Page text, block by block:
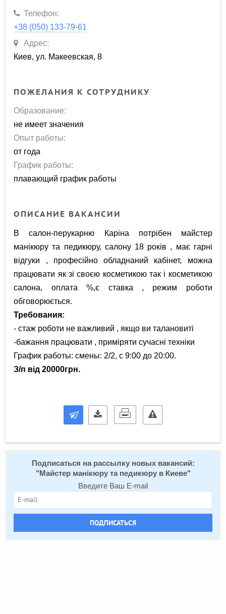
Телефон:
+38 (050) 133-79-61
Адрес:
Киев, ул. Макеевская, 8
ПОЖЕЛАНИЯ К СОТРУДНИКУ
Образование:
не имеет значения
Опыт работы:
от года
График работы:
плавающий график работы
ОПИСАНИЕ ВАКАНСИИ
В салон-перукарню Каріна потрібен майстер
манікюру та педикюру, салону 18 років , має гарні
відгуки , професійно обладнаний кабінет, можна
працювати як зі своєю косметикою так і косметикою
салона, оплата %,є ставка , режим роботи
обговорюється.
Требования:
- стаж роботи не важливий , якщо ви талановиті
-бажання працювати , приміряти сучасні техніки
График работы: смены: 2/2, с 9:00 до 20:00.
З/п від 20000грн.
Подписаться на расcылку новых вакансий:
" Майстер манікюру та педикюру в Киеве"
Введите Ваш E-mail
ПОДПИСАТЬСЯ